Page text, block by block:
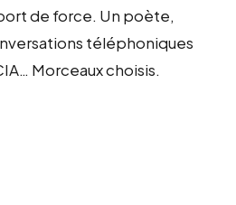
de force. Un poète,
téléphoniques
Morceaux choisis.